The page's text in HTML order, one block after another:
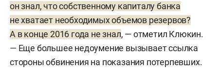
он знал, что собственному капиталу банка
не хватает необходимых объемов резервов?
А в конце 2016 года не знал, — отметил Клюкин.
— Еще большее недоумение вызывает ссылка
стороны обвинения на показания потерпевших.